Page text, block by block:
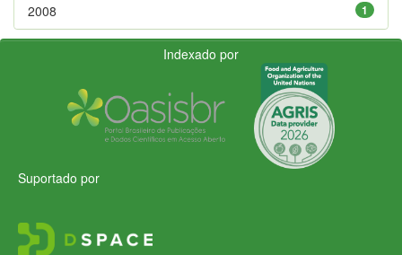
1
2008
Indexado por
Suportado por